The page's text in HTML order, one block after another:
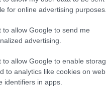
for online advertising purposes.
to allow Google to send me
advertising.
to allow Google to enable
to analytics like cookies on
identifiers in apps.